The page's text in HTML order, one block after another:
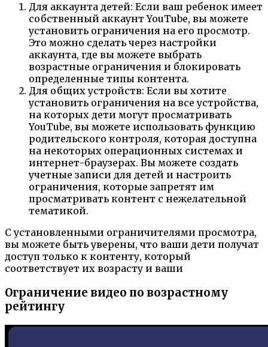
Для аккаунта детей: Если ваш ребенок имеет
собственный аккаунт YouTube, вы можете
установить ограничения на его просмотр.
Это можно сделать через настройки
аккаунта, где вы можете выбрать
возрастные ограничения и блокировать
определенные типы контента.
Для общих устройств: Если вы хотите
установить ограничения на все устройства,
на которых дети могут просматривать
YouTube, вы можете использовать функцию
родительского контроля, которая доступна
на некоторых операционных системах и
интернет-браузерах. Вы можете создать
учетные записи для детей и настроить
ограничения, которые запретят им
просматривать контент с нежелательной
тематикой.
С установленными ограничителями просмотра,
вы можете быть уверены, что ваши дети получат
доступ только к контенту, который
соответствует их возрасту и ваши
Ограничение видео по возрастному
рейтингу